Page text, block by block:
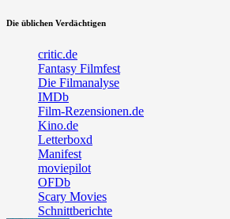
Die üblichen Verdächtigen
critic.de
Fantasy Filmfest
Die Filmanalyse
IMDb
Film-Rezensionen.de
Kino.de
Letterboxd
Manifest
moviepilot
OFDb
Scary Movies
Schnittberichte